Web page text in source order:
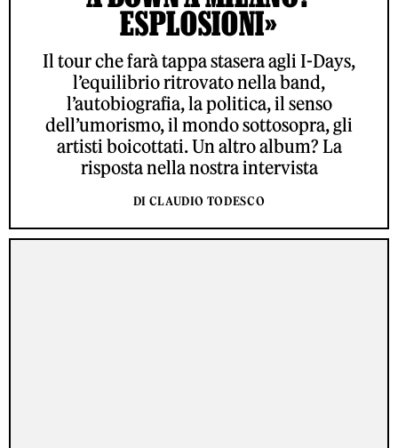
ESPLOSIONI»
Il tour che farà tappa stasera agli I-Days,
l’equilibrio ritrovato nella band,
l’autobiografia, la politica, il senso
dell’umorismo, il mondo sottosopra, gli
artisti boicottati. Un altro album? La
risposta nella nostra intervista
DI CLAUDIO TODESCO